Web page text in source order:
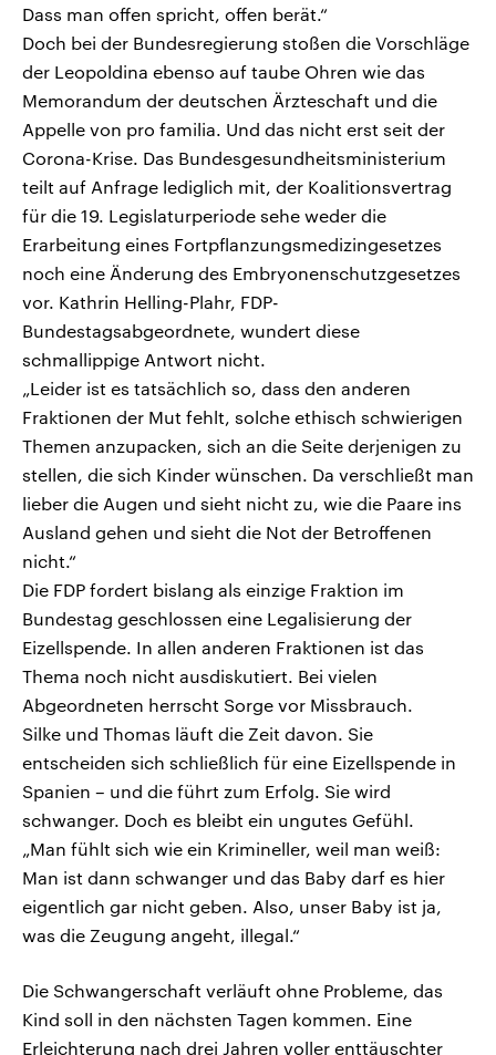
Dass man offen spricht, offen berät.“
Doch bei der Bundesregierung stoßen die Vorschläge
der Leopoldina ebenso auf taube Ohren wie das
Memorandum der deutschen Ärzteschaft und die
Appelle von pro familia. Und das nicht erst seit der
Corona-Krise. Das Bundesgesundheitsministerium
teilt auf Anfrage lediglich mit, der Koalitionsvertrag
für die 19. Legislaturperiode sehe weder die
Erarbeitung eines Fortpflanzungsmedizingesetzes
noch eine Änderung des Embryonenschutzgesetzes
vor. Kathrin Helling-Plahr, FDP-
Bundestagsabgeordnete, wundert diese
schmallippige Antwort nicht.
„Leider ist es tatsächlich so, dass den anderen
Fraktionen der Mut fehlt, solche ethisch schwierigen
Themen anzupacken, sich an die Seite derjenigen zu
stellen, die sich Kinder wünschen. Da verschließt man
lieber die Augen und sieht nicht zu, wie die Paare ins
Ausland gehen und sieht die Not der Betroffenen
nicht.“
Die FDP fordert bislang als einzige Fraktion im
Bundestag geschlossen eine Legalisierung der
Eizellspende. In allen anderen Fraktionen ist das
Thema noch nicht ausdiskutiert. Bei vielen
Abgeordneten herrscht Sorge vor Missbrauch.
Silke und Thomas läuft die Zeit davon. Sie
entscheiden sich schließlich für eine Eizellspende in
Spanien – und die führt zum Erfolg. Sie wird
schwanger. Doch es bleibt ein ungutes Gefühl.
„Man fühlt sich wie ein Krimineller, weil man weiß:
Man ist dann schwanger und das Baby darf es hier
eigentlich gar nicht geben. Also, unser Baby ist ja,
was die Zeugung angeht, illegal.“
Die Schwangerschaft verläuft ohne Probleme, das
Kind soll in den nächsten Tagen kommen. Eine
Erleichterung nach drei Jahren voller enttäuschter